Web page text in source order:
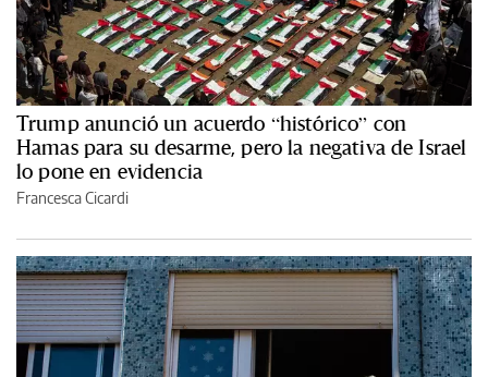
Trump anunció un acuerdo “histórico” con
Hamas para su desarme, pero la negativa de Israel
lo pone en evidencia
Francesca Cicardi